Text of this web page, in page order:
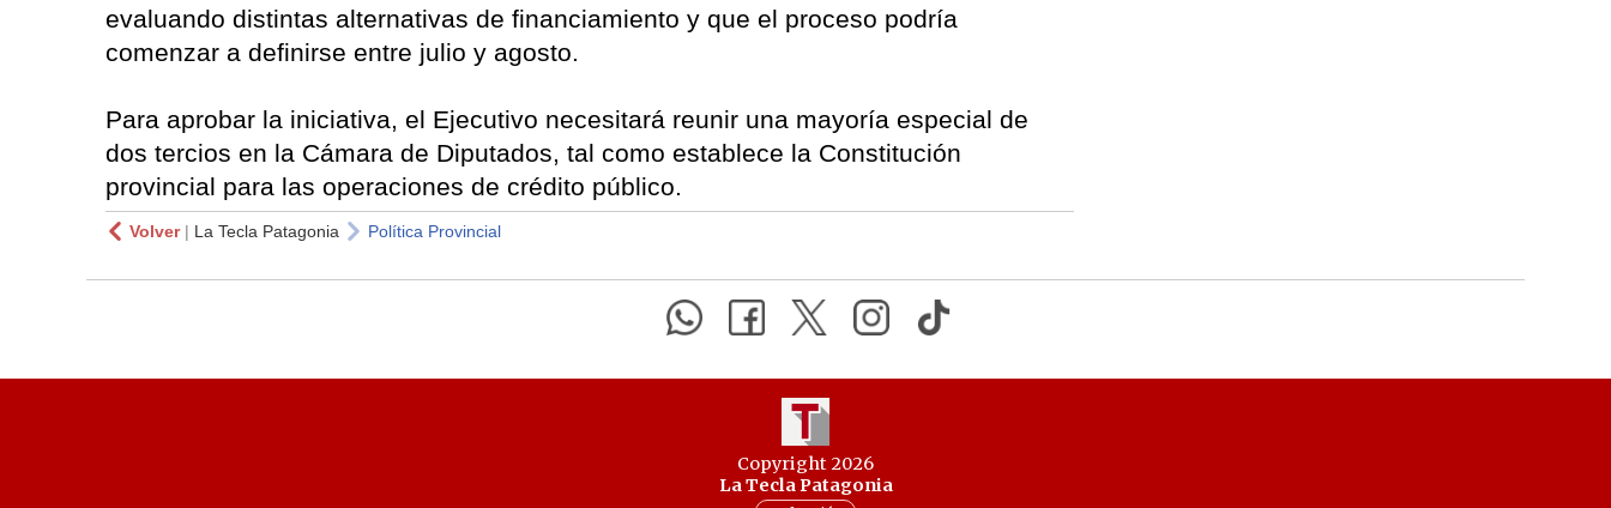
evaluando distintas alternativas de financiamiento y que el proceso podría
comenzar a definirse entre julio y agosto.
Para aprobar la iniciativa, el Ejecutivo necesitará reunir una mayoría especial de
dos tercios en la Cámara de Diputados, tal como establece la Constitución
provincial para las operaciones de crédito público.
Volver| La Tecla Patagonia Política Provincial
Copyright 2026
La Tecla Patagonia